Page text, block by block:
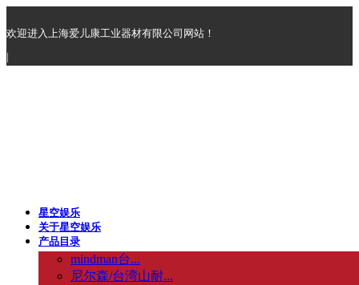
欢迎进入上海爱儿康工业器材有限公司网站！
|
星空娱乐
关于星空娱乐
产品目录
mindman台...
尼尔森/台湾山耐...